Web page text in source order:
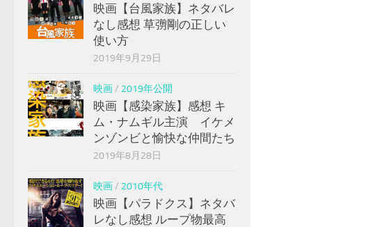
映画【台風家族】ネタバレ
なし感想 草彅剛の正しい
使い方
2019年9月29日
映画/ 2019年公開
映画【感染家族】感想 キ
ム・ナムギル主演 イケメ
ンゾンビと愉快な仲間たち
2019年8月28日
映画/ 2010年代
映画【パラドクス】ネタバ
レなし感想 ループ物最高